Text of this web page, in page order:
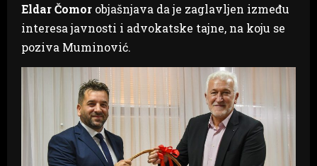
Eldar Čomor objašnjava da je zaglavljen između
interesa javnosti i advokatske tajne, na koju se
poziva Muminović.